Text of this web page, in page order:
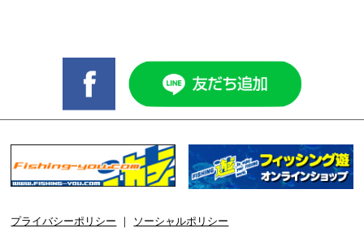
プライバシーポリシー ソーシャルポリシー